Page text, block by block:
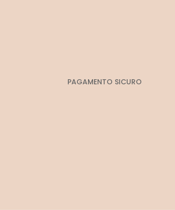
PAGAMENTO SICURO